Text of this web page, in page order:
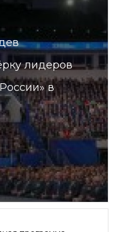
лидеров
в